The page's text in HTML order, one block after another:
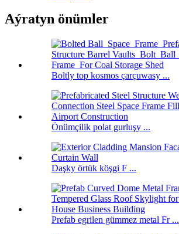
Aýratyn önümler
Boltly top kosmos çarçuwasy ...
Önümçilik polat gurluşy ...
Daşky örtük köşgi F ...
Prefab egrilen gümmez metal Fr ...